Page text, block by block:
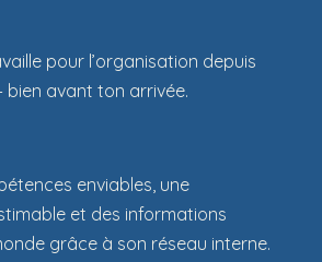
pour l’organisation depuis
bien avant ton arrivée.
enviables, une
et des informations
grâce à son réseau interne.